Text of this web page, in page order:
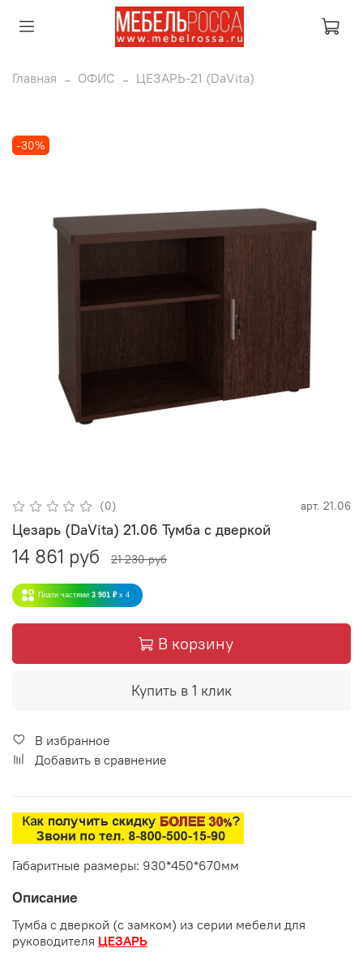
Главная ОФИС ЦЕЗАРЬ-21 (DaVita)
-30%
(0) арт. 21.06
Цезарь (DaVita) 21.06 Тумба с дверкой
14 861 руб 21 230 руб
Плати частями 3 901 ₽ x 4
В корзину
Купить в 1 клик
В избранное
Добавить в сравнение
Габаритные размеры: 930*450*670мм
Описание
Тумба с дверкой (с замком) из серии мебели для
руководителя ЦЕЗАРЬ